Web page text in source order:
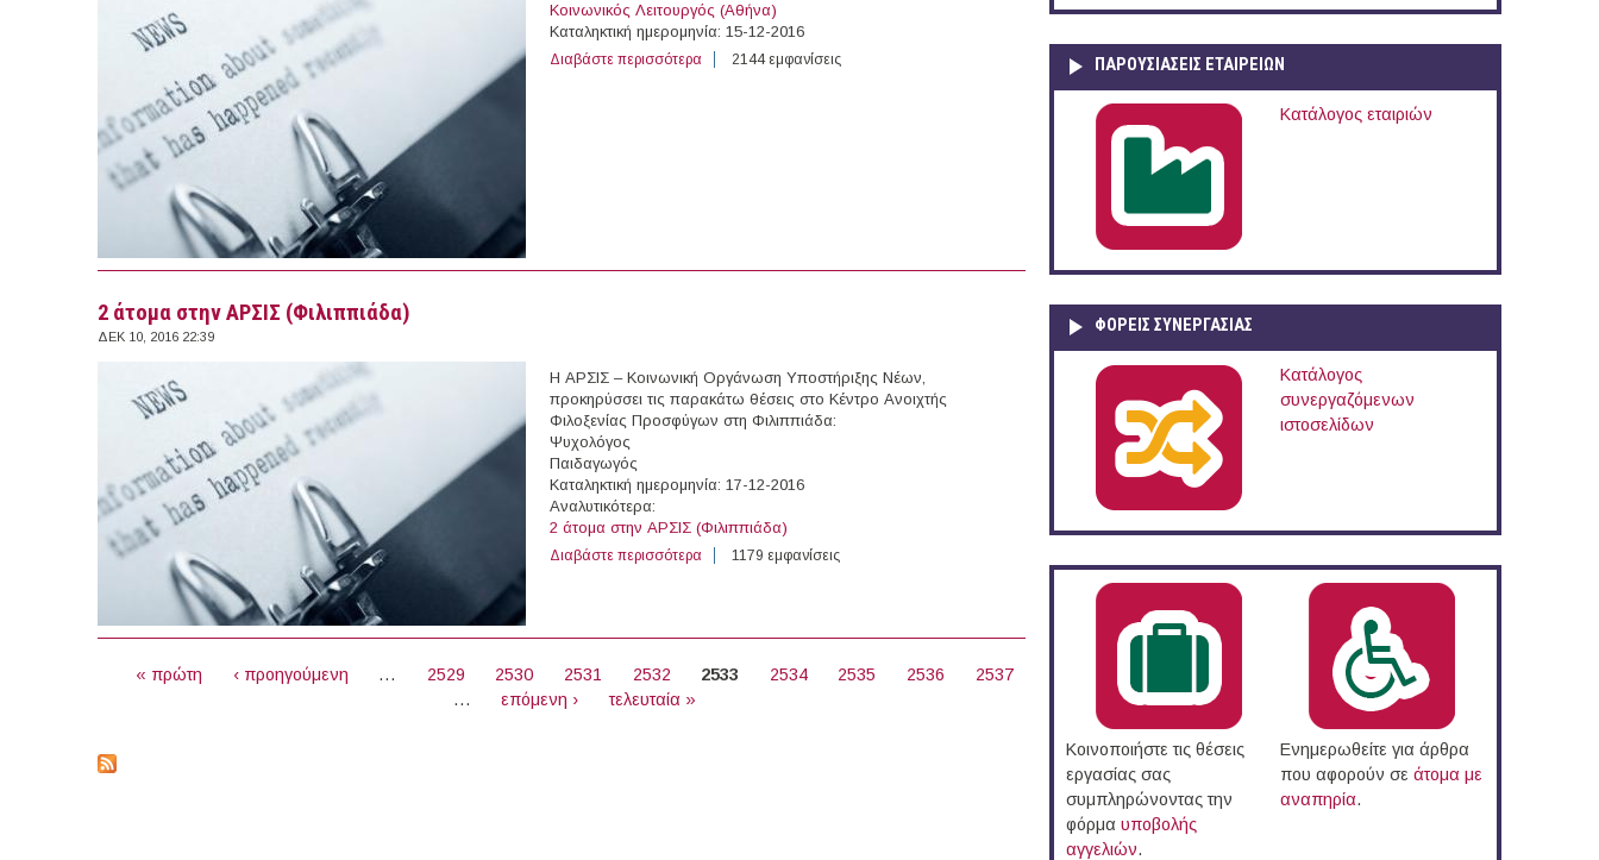
Κοινωνικός Λειτουργός (Αθήνα)
Kαταληκτική ημερομηνία: 15-12-2016
Διαβάστε περισσότερα για Άτομα στη ΜΕΤΑδραση
2144 εμφανίσεις
2 άτομα στην ΑΡΣΙΣ (Φιλιππιάδα)
ΔΕΚ 10, 2016 22:39
Η ΑΡΣΙΣ – Κοινωνική Οργάνωση Υποστήριξης Νέων,
προκηρύσσει τις παρακάτω θέσεις στο Κέντρο Ανοιχτής
Φιλοξενίας Προσφύγων στη Φιλιππιάδα:
Ψυχολόγος
Παιδαγωγός
Καταληκτική ημερομηνία: 17-12-2016
Αναλυτικότερα:
2 άτομα στην ΑΡΣΙΣ (Φιλιππιάδα)
Διαβάστε περισσότερα για 2 άτομα στην ΑΡΣΙΣ (Φιλιππιάδα)
1179 εμφανίσεις
« πρώτη ‹ προηγούμενη … 2529 2530 2531 2532 2533 2534 2535 2536
2537
…
επόμενη › τελευταία »
ΠΑΡΟΥΣΙΆΣΕΙΣ ΕΤΑΙΡΕΙΏΝ
Κατάλογος εταιριών
ΦΟΡΕΙΣ ΣΥΝΕΡΓΑΣΙΑΣ
Κατάλογος
συνεργαζόμενων
ιστοσελίδων
Κοινοποιήστε τις θέσεις
εργασίας σας
συμπληρώνοντας την
φόρμα υποβολής
αγγελιών.
Ενημερωθείτε για άρθρα
που αφορούν σε άτομα με
αναπηρία.